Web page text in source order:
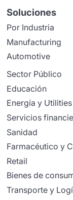
Soluciones
Por Industria
Manufacturing
Automotive
Sector Público
Educación
Energía y Utilities
Servicios
Sanidad
Farmacéutico y
Retail
Bienes de
Transporte y